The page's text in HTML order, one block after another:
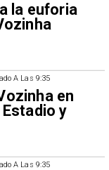
la euforia
A Las 9:35
en
y
A Las 9:35